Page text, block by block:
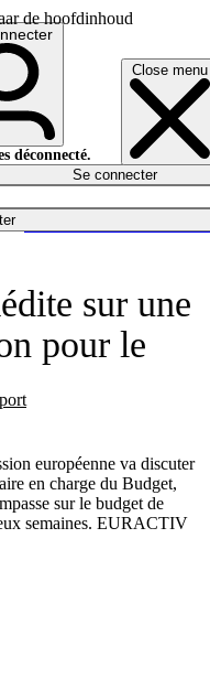
de hoofdinhoud
Close menu
déconnecté.
Se connecter
sur une
pour le
européenne va discuter
en charge du Budget,
sur le budget de
semaines. EURACTIV